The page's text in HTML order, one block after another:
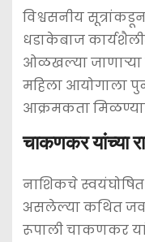
विश्वसनीय
धडाकेबाज
ओळखल्या जाणाऱ्या
महिला आयोगाला
आक्रमकता
चाकणकर यांच्या
नाशिकचे
असलेल्या कथित
रूपाली चाकणकर